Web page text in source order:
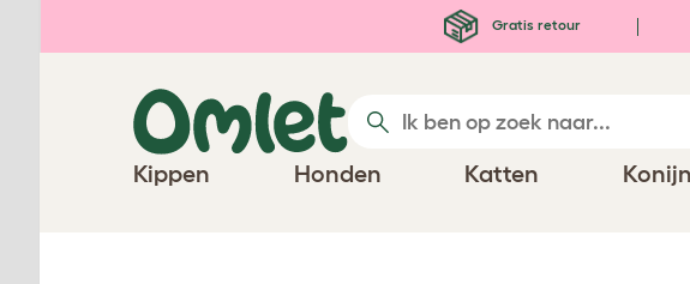
Gratis retour
Kippen Honden Katten